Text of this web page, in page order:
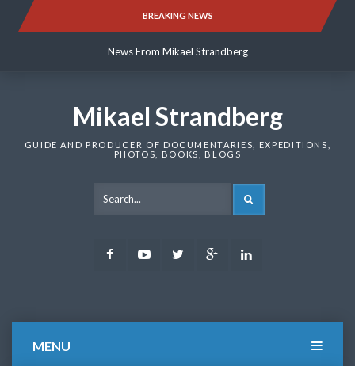
BREAKING NEWS
News From Mikael Strandberg
News From Mikael Strandberg
Mikael Strandberg
GUIDE AND PRODUCER OF DOCUMENTARIES, EXPEDITIONS,
PHOTOS, BOOKS, BLOGS
FacebookYoutubeTwitter Google
MENU